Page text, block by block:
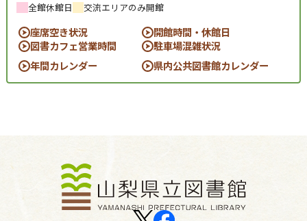
全館休館日 交流エリアのみ開館
座席空き状況
開館時間・休館日
図書カフェ営業時間
駐車場混雑状況
年間カレンダー
県内公共図書館カレンダー